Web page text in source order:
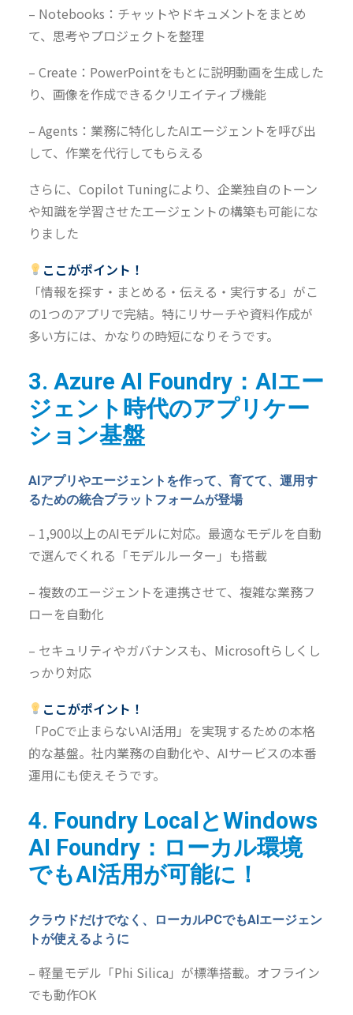
– Notebooks：チャットやドキュメントをまとめ
て、思考やプロジェクトを整理
– Create： PowerPointをもとに説明動画を生成した
り、画像を作成できるクリエイティブ機能
– Agents：業務に特化したAIエージェントを呼び出
して、作業を代行してもらえる
さらに、Copilot Tuningにより、企業独自のトーン
や知識を学習させたエージェントの構築も可能にな
りました
ここがポイント！
「情報を探す・まとめる・伝える・実行する」がこ
の1つのアプリで完結。特にリサーチや資料作成が
多い方には、かなりの時短になりそうです。
3. Azure AI Foundry： AIエー
ジェント時代のアプリケー
ション基盤
AIアプリやエージェントを作って、育てて、運用す
るための統合プラットフォームが登場
– 1,900以上のAIモデルに対応。最適なモデルを自動
で選んでくれる「モデルルーター」も搭載
– 複数のエージェントを連携させて、複雑な業務フ
ローを自動化
– セキュリティやガバナンスも、Microsoftらしくし
っかり対応
ここがポイント！
「PoCで止まらないAI活用」を実現するための本格
的な基盤。社内業務の自動化や、AIサービスの本番
運用にも使えそうです。
4. Foundry LocalとWindows
AI Foundry：ローカル環境
でもAI活用が可能に ！
クラウドだけでなく、ローカルPCでもAIエージェン
トが使えるように
– 軽量モデル「Phi Silica」が標準搭載。オフライン
でも動作OK